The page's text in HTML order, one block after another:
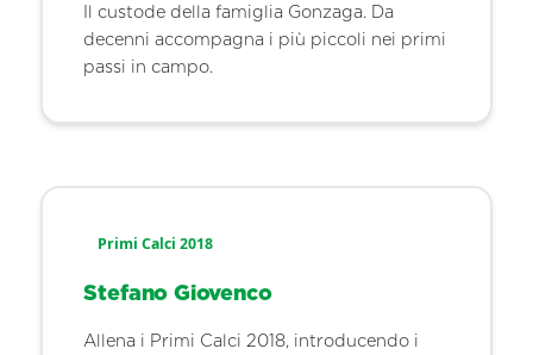
Il custode della famiglia Gonzaga. Da
decenni accompagna i più piccoli nei primi
passi in campo.
Primi Calci 2018
Stefano Giovenco
Allena i Primi Calci 2018, introducendo i